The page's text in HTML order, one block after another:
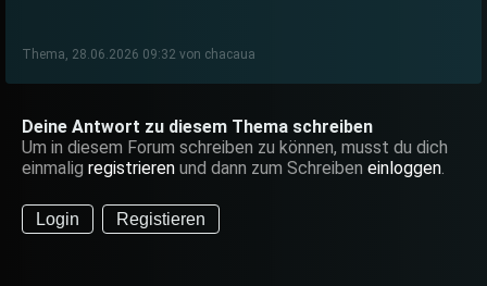
Thema, 28.06.2026 09:32 von chacaua
Deine Antwort zu diesem Thema schreiben
Um in diesem Forum schreiben zu können, musst du dich
einmalig registrieren und dann zum Schreiben einloggen.
Login Registieren